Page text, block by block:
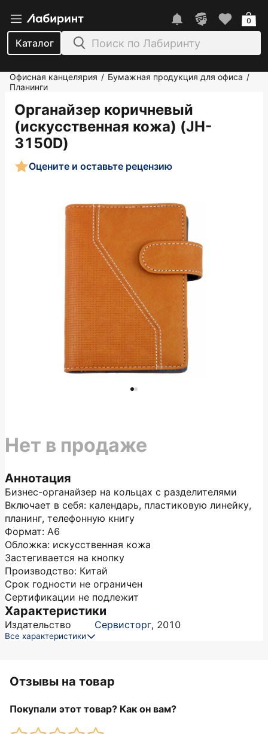
Каталог
0
Офисная канцелярия / Бумажная продукция для офиса /
Планинги
Органайзер коричневый
(искусственная кожа) (JH-
3150D)
Оцените и оставьте рецензию
Аннотация
Бизнес-органайзер на кольцах с разделителями
Включает в себя: календарь, пластиковую линейку,
планинг, телефонную книгу
Формат: А6
Обложка: искусственная кожа
Застегивается на кнопку
Производство: Китай
Срок годности не ограничен
Сертификации не подлежит
Характеристики
Издательство Сервисторг, 2010
Все характеристики
Нет в продаже
Отзывы на товар
Покупали этот товар? Как он вам?